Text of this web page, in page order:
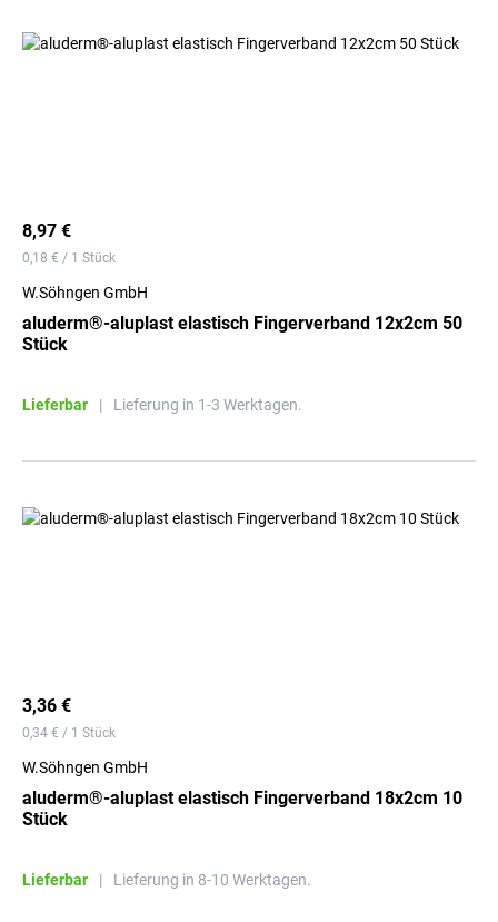
8,97 €
0,18 € / 1 Stück
W.Söhngen GmbH
aluderm®-aluplast elastisch Fingerverband 12x2cm 50
Stück
Lieferbar | Lieferung in 1-3 Werktagen.
3,36 €
0,34 € / 1 Stück
W.Söhngen GmbH
aluderm®-aluplast elastisch Fingerverband 18x2cm 10
Stück
Lieferbar | Lieferung in 8-10 Werktagen.